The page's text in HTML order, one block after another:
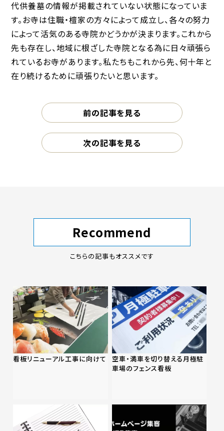
代供養墓の情報が掲載されていない状態になっていま
す。お寺は住職・檀家の方々によって成立し、各々の努力
によって活気のある寺院かどうかが決まります。これから
先も存在し、地域に根ざした寺院となる為に日々頑張ら
れているお寺があります。私たちもこれから先、何十年と
在り続けるために頑張りたいと思います。
前の記事を見る
次の記事を見る
Recommend
こちらの記事もオススメです
看板リニューアル工事に向けて
空車・満車を切り替える月極駐
車場のフェンス看板